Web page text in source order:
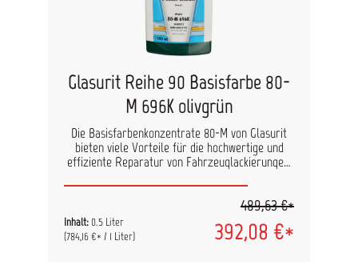
Glasurit Reihe 90 Basisfarbe 80-
M 696K olivgrün
Die Basisfarbenkonzentrate 80-M von Glasurit
bieten viele Vorteile für die hochwertige und
effiziente Reparatur von Fahrzeuglackierungen:
gesteigertes Deckungsvermögen Die besonders
hohe Pigmentkonzentration ermöglicht es bei
schwierigen Farbgruppen, wie Rot, Grün und Blau
die Deckkraft der Lackierung trotz geringer
Inhalt: 0.5 Liter
(784,16 €* / 1 Liter)
392,08 €*
489,63 €*